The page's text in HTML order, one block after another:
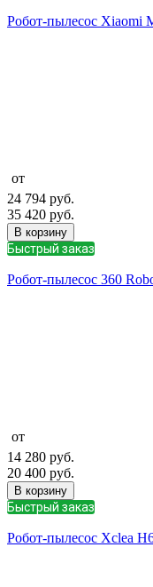
Робот-пылесос Xiaomi
от
24 794 руб.
35 420 руб.
В корзину
Быстрый заказ
Робот-пылесос 360
от
14 280 руб.
20 400 руб.
В корзину
Быстрый заказ
Робот-пылесос Xclea